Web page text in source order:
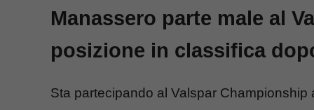
Manassero parte male al
posizione in classifica
Sta partecipando al Valspar Championship